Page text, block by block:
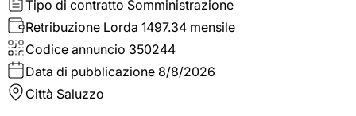
Tipo di contratto Somministrazione
Retribuzione Lorda 1497.34 mensile
Codice annuncio 350244
Data di pubblicazione 8/8/2026
Città Saluzzo